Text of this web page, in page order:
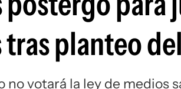
planteo
no votará la ley de medios